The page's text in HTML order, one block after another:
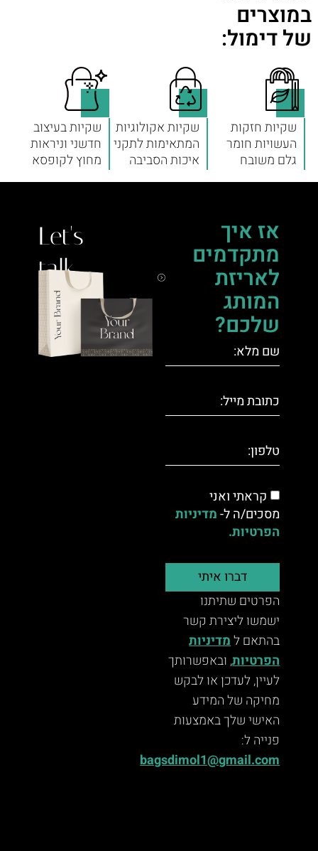
במוצרים
של דימול:
שקיות חזקות
העשויות חומר
גלם משובח
שקיות אקולוגיות
המתאימות לתקני
איכות הסביבה
שקיות בעיצוב
חדשני וניראות
מחוץ לקופסא
אז איך
מתקדמים
לאריזת
המותג
שלכם?
קראתי ואני
מסכים/ה ל-מדיניות
הפרטיות.
דברו איתי
הפרטים שתיתנו
ישמשו ליצירת קשר
בהתאם למדיניות
הפרטיות, ובאפשרותך
לעיין, לעדכן או לבקש
מחיקה של המידע
האישי שלך באמצעות
פנייה ל:
bagsdimol1@gmail.com
Let's
talk.